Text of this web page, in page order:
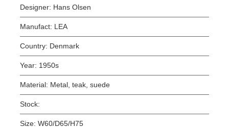
Designer: Hans Olsen
Manufact: LEA
Country: Denmark
Year: 1950s
Material: Metal, teak, suede
Stock:
Size: W60/D65/H75